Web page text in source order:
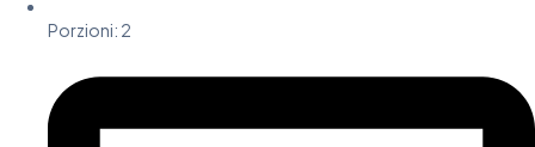
Porzioni: 2​